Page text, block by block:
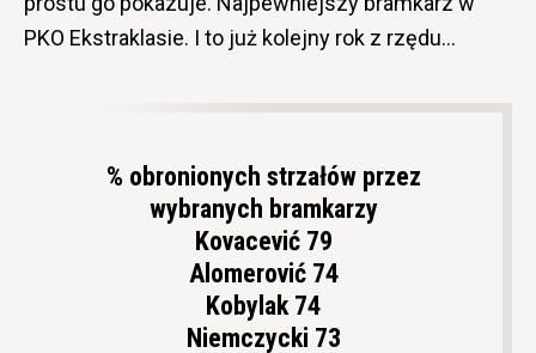
PKO Ekstraklasie. I to już kolejny rok z rzędu…
% obronionych strzałów przez
wybranych bramkarzy
Kovacević 79
Alomerović 74
Kobylak 74
Niemczycki 73